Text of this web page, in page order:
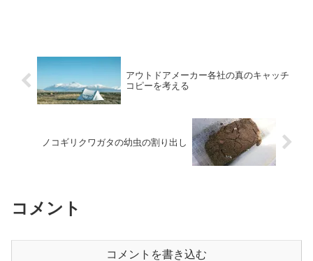
アウトドアメーカー各社の真のキャッチ
コピーを考える
ノコギリクワガタの幼虫の割り出し
コメント
コメントを書き込む